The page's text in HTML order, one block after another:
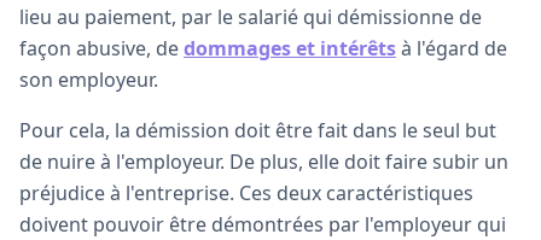
lieu au paiement, par le salarié qui démissionne de
façon abusive, dedommages et intérêtsà l'égard de
son employeur.
Pour cela, la démission doit être fait dans le seul but
de nuire à l'employeur. De plus, elle doit faire subir un
préjudice à l'entreprise. Ces deux caractéristiques
doivent pouvoir être démontrées par l'employeur qui